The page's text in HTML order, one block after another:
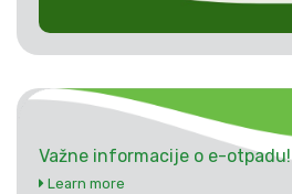
Važne informacije o e-otpadu!
Learn more